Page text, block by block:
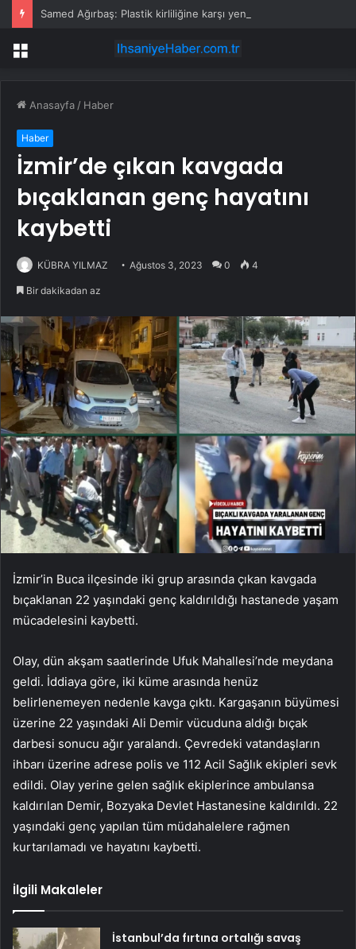
Menü
Anasayfa / Haber
Haber
İzmir’de çıkan kavgada
bıçaklanan genç hayatını
kaybetti
KÜBRA YILMAZ Ağustos 3, 2023 0 4
Bir dakikadan az
İzmir’in Buca ilçesinde iki grup arasında çıkan kavgada
bıçaklanan 22 yaşındaki genç kaldırıldığı hastanede yaşam
mücadelesini kaybetti.
Olay, dün akşam saatlerinde Ufuk Mahallesi’nde meydana
geldi. İddiaya göre, iki küme arasında henüz
belirlenemeyen nedenle kavga çıktı. Kargaşanın büyümesi
üzerine 22 yaşındaki Ali Demir vücuduna aldığı bıçak
darbesi sonucu ağır yaralandı. Çevredeki vatandaşların
ihbarı üzerine adrese polis ve 112 Acil Sağlık ekipleri sevk
edildi. Olay yerine gelen sağlık ekiplerince ambulansa
kaldırılan Demir, Bozyaka Devlet Hastanesine kaldırıldı. 22
yaşındaki genç yapılan tüm müdahalelere rağmen
kurtarılamadı ve hayatını kaybetti.
İlgili Makaleler
İstanbul’da fırtına ortalığı savaş